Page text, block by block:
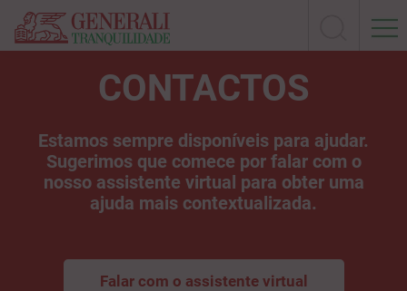
CONTACTOS
Estamos sempre disponíveis para ajudar.
Sugerimos que comece por falar com o
nosso assistente virtual para obter uma
ajuda mais contextualizada.
Falar com o assistente virtual